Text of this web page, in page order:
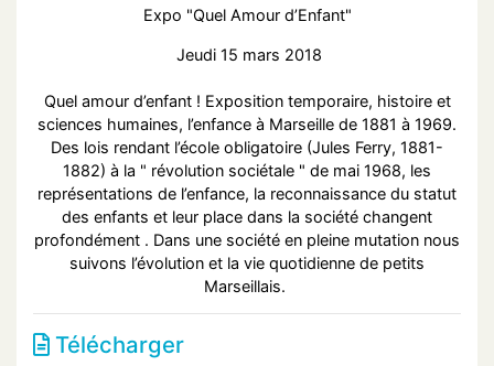
Expo "Quel Amour d’Enfant"
Jeudi 15 mars 2018
Quel amour d’enfant ! Exposition temporaire, histoire et
sciences humaines, l’enfance à Marseille de 1881 à 1969.
Des lois rendant l’école obligatoire (Jules Ferry, 1881-
1882) à la " révolution sociétale " de mai 1968, les
représentations de l’enfance, la reconnaissance du statut
des enfants et leur place dans la société changent
profondément . Dans une société en pleine mutation nous
suivons l’évolution et la vie quotidienne de petits
Marseillais.
Télécharger